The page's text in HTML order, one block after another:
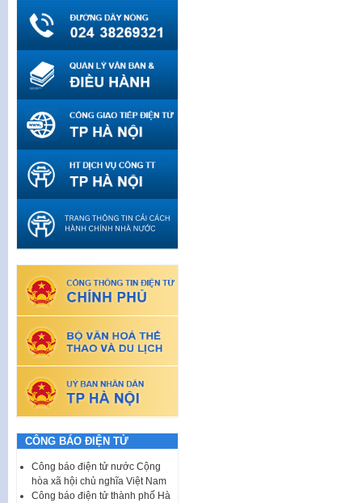
CÔNG BÁO ĐIỆN TỬ
Công báo điện tử nước Cộng
hòa xã hội chủ nghĩa Việt Nam
Công báo điện tử thành phố Hà